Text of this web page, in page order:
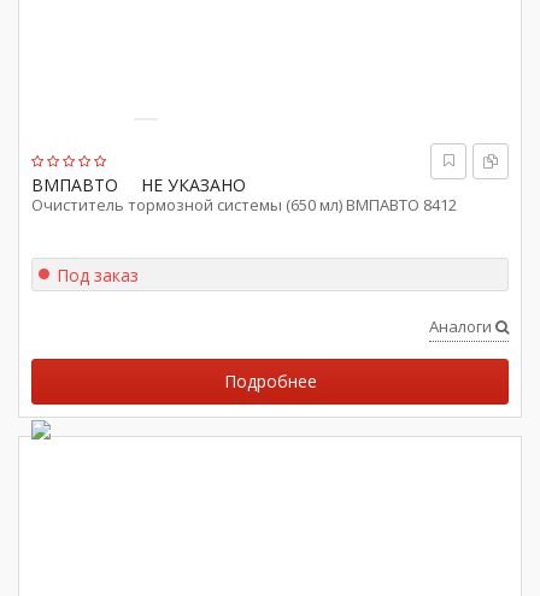
ВМПАВТО НЕ УКАЗАНО
Очиститель тормозной системы (650 мл) ВМПАВТО 8412
Под заказ
Аналоги
Подробнее